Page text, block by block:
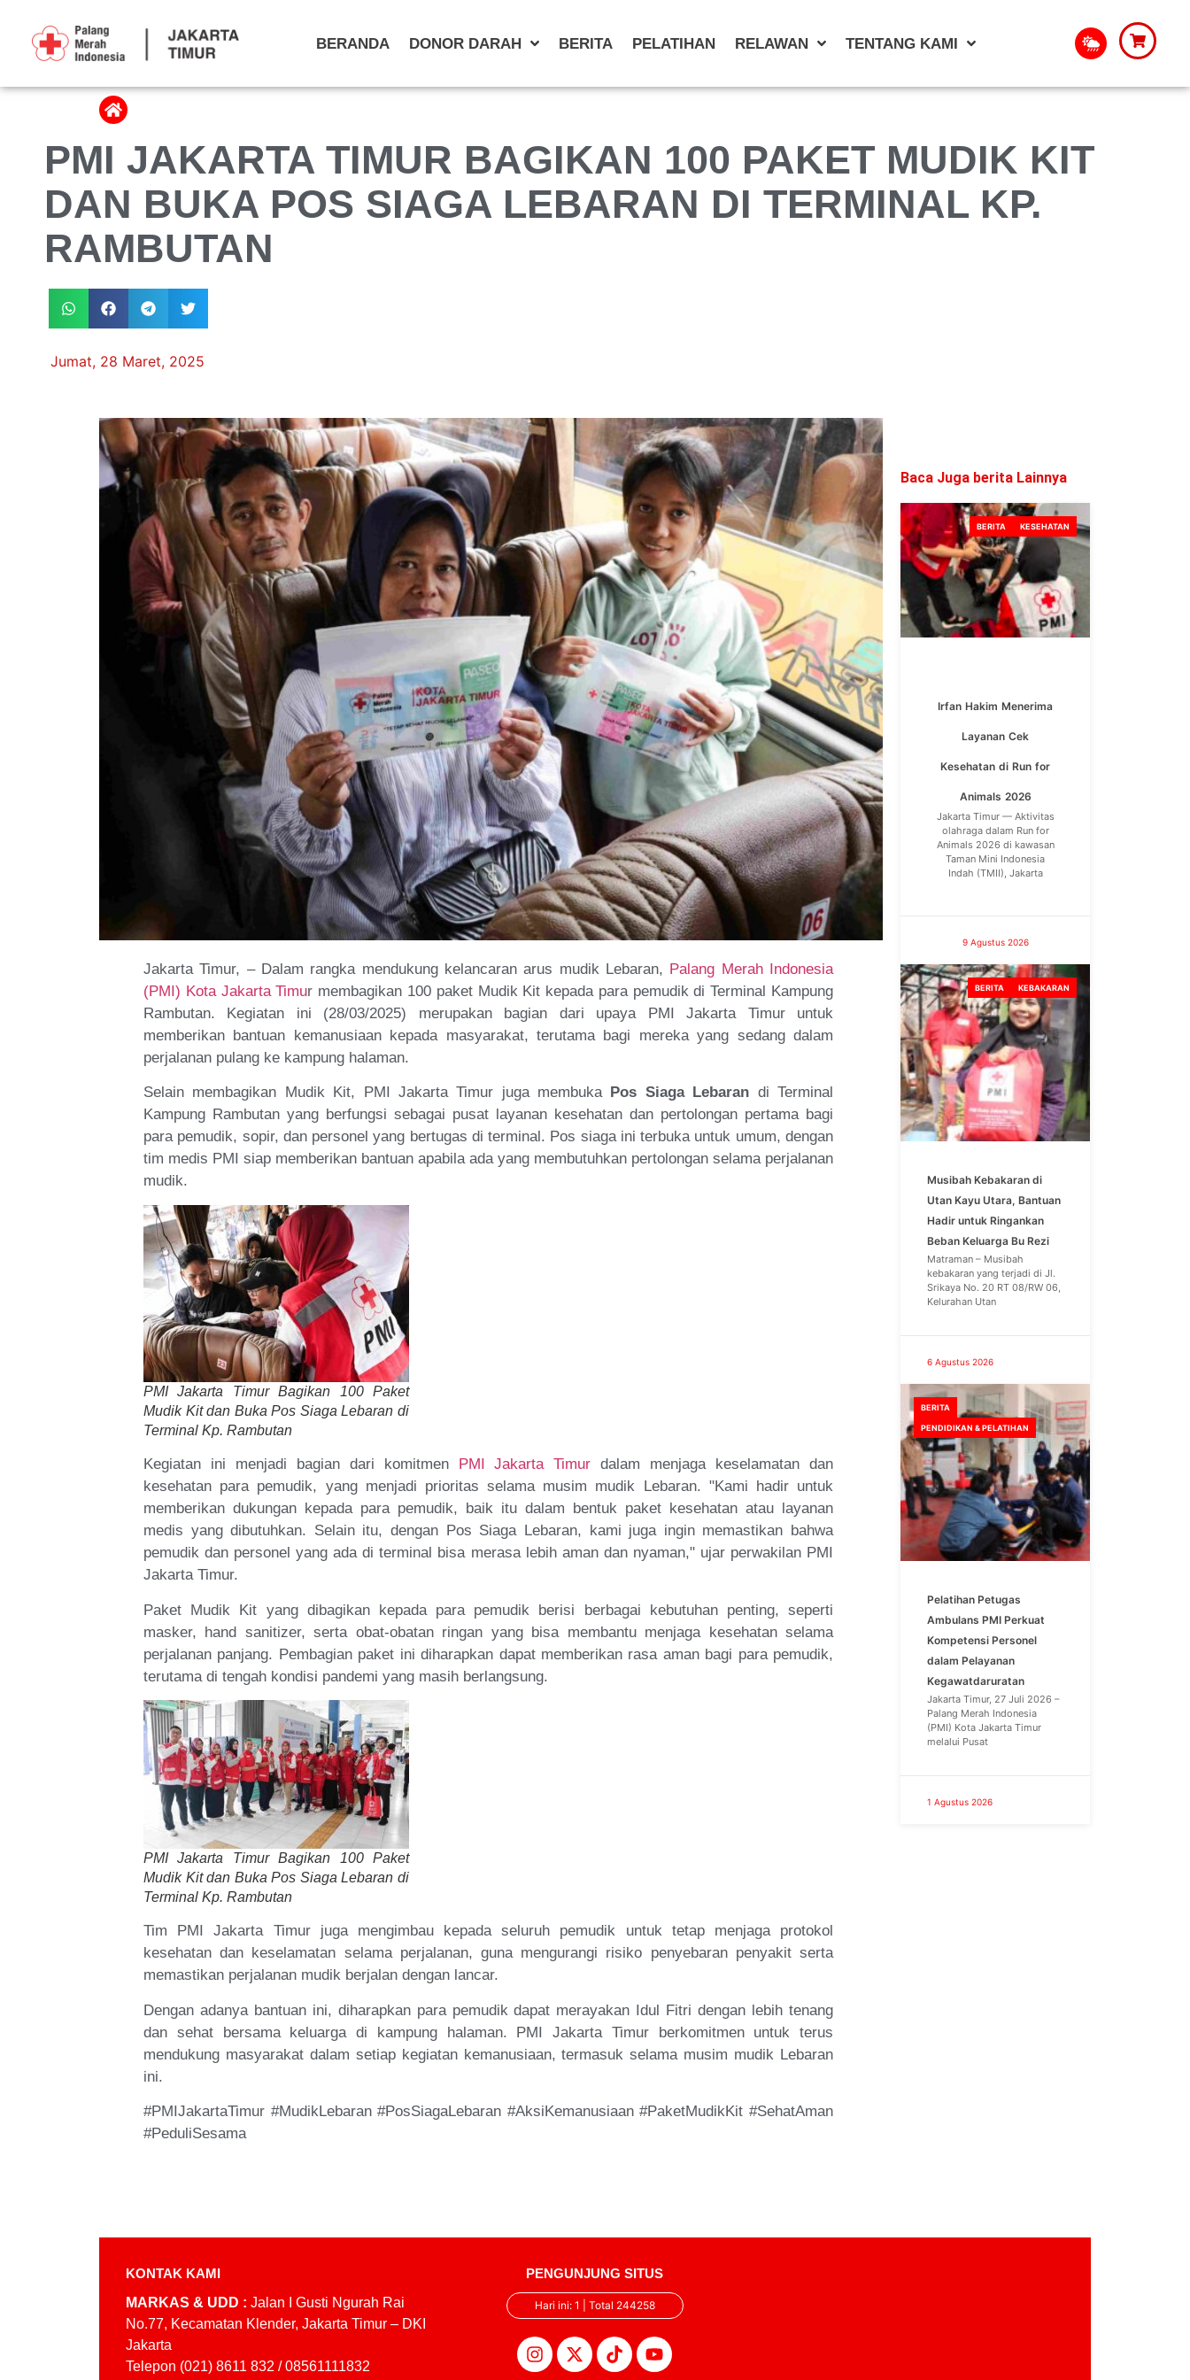
BERANDA DONOR DARAH BERITA PELATIHAN RELAWAN TENTANG KAMI
PMI JAKARTA TIMUR BAGIKAN 100 PAKET MUDIK KIT
DAN BUKA POS SIAGA LEBARAN DI TERMINAL KP.
RAMBUTAN
Jumat, 28 Maret, 2025
Jakarta Timur, – Dalam rangka mendukung kelancaran arus mudik Lebaran, Palang Merah Indonesia
(PMI) Kota Jakarta Timur membagikan 100 paket Mudik Kit kepada para pemudik di Terminal Kampung
Rambutan. Kegiatan ini (28/03/2025) merupakan bagian dari upaya PMI Jakarta Timur untuk
memberikan bantuan kemanusiaan kepada masyarakat, terutama bagi mereka yang sedang dalam
perjalanan pulang ke kampung halaman.
Selain membagikan Mudik Kit, PMI Jakarta Timur juga membuka Pos Siaga Lebaran di Terminal
Kampung Rambutan yang berfungsi sebagai pusat layanan kesehatan dan pertolongan pertama bagi
para pemudik, sopir, dan personel yang bertugas di terminal. Pos siaga ini terbuka untuk umum, dengan
tim medis PMI siap memberikan bantuan apabila ada yang membutuhkan pertolongan selama perjalanan
mudik.
PMI Jakarta Timur Bagikan 100 Paket
Mudik Kit dan Buka Pos Siaga Lebaran di
Terminal Kp. Rambutan
Kegiatan ini menjadi bagian dari komitmen PMI Jakarta Timur dalam menjaga keselamatan dan
kesehatan para pemudik, yang menjadi prioritas selama musim mudik Lebaran. "Kami hadir untuk
memberikan dukungan kepada para pemudik, baik itu dalam bentuk paket kesehatan atau layanan
medis yang dibutuhkan. Selain itu, dengan Pos Siaga Lebaran, kami juga ingin memastikan bahwa
pemudik dan personel yang ada di terminal bisa merasa lebih aman dan nyaman," ujar perwakilan PMI
Jakarta Timur.
Paket Mudik Kit yang dibagikan kepada para pemudik berisi berbagai kebutuhan penting, seperti
masker, hand sanitizer, serta obat-obatan ringan yang bisa membantu menjaga kesehatan selama
perjalanan panjang. Pembagian paket ini diharapkan dapat memberikan rasa aman bagi para pemudik,
terutama di tengah kondisi pandemi yang masih berlangsung.
PMI Jakarta Timur Bagikan 100 Paket
Mudik Kit dan Buka Pos Siaga Lebaran di
Terminal Kp. Rambutan
Tim PMI Jakarta Timur juga mengimbau kepada seluruh pemudik untuk tetap menjaga protokol
kesehatan dan keselamatan selama perjalanan, guna mengurangi risiko penyebaran penyakit serta
memastikan perjalanan mudik berjalan dengan lancar.
Dengan adanya bantuan ini, diharapkan para pemudik dapat merayakan Idul Fitri dengan lebih tenang
dan sehat bersama keluarga di kampung halaman. PMI Jakarta Timur berkomitmen untuk terus
mendukung masyarakat dalam setiap kegiatan kemanusiaan, termasuk selama musim mudik Lebaran
ini.
#PMIJakartaTimur #MudikLebaran #PosSiagaLebaran #AksiKemanusiaan #PaketMudikKit #SehatAman
#PeduliSesama
Baca Juga berita Lainnya
Irfan Hakim Menerima
Layanan Cek
Kesehatan di Run for
Animals 2026
Jakarta Timur — Aktivitas
olahraga dalam Run for
Animals 2026 di kawasan
Taman Mini Indonesia
Indah (TMII), Jakarta
9 Agustus 2026
BERITA KESEHATAN
Musibah Kebakaran di
Utan Kayu Utara, Bantuan
Hadir untuk Ringankan
Beban Keluarga Bu Rezi
Matraman – Musibah
kebakaran yang terjadi di Jl.
Srikaya No. 20 RT 08/RW 06,
Kelurahan Utan
6 Agustus 2026
BERITA KEBAKARAN
Pelatihan Petugas
Ambulans PMI Perkuat
Kompetensi Personel
dalam Pelayanan
Kegawatdaruratan
Jakarta Timur, 27 Juli 2026 –
Palang Merah Indonesia
(PMI) Kota Jakarta Timur
melalui Pusat
1 Agustus 2026
BERITA
PENDIDIKAN & PELATIHAN
KONTAK KAMI
MARKAS & UDD : Jalan I Gusti Ngurah Rai
No.77, Kecamatan Klender, Jakarta Timur – DKI
Jakarta
Telepon (021) 8611 832 / 08561111832
PENGUNJUNG SITUS
Hari ini: 1 | Total 244258